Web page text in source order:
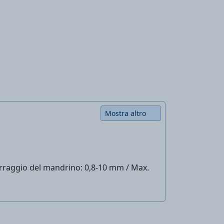
del mandrino: 0,8-10 mm / Max.
Mostra altro